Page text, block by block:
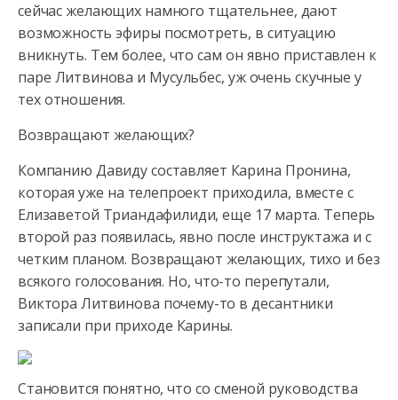
сейчас желающих намного тщательнее, дают
возможность эфиры посмотреть, в ситуацию
вникнуть. Тем более, что сам он явно приставлен к
паре Литвинова и Мусульбес, уж очень скучные у
тех отношения.
Возвращают желающих?
Компанию Давиду составляет Карина Пронина,
которая уже на телепроект приходила, вместе с
Елизаветой Триандафилиди, еще 17 марта. Теперь
второй раз появилась, явно после инструктажа и с
четким планом. Возвращают желающих, тихо и без
всякого голосования. Но, что-то перепутали,
Виктора Литвинова почему-то в десантники
записали при приходе Карины.
Становится понятно, что со сменой руководства